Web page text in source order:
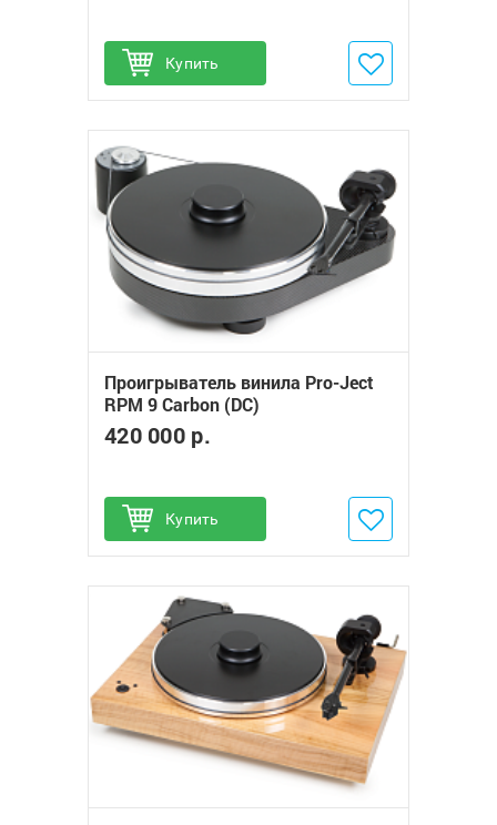
Купить
Добавить в избранное
Проигрыватель винила Pro-Ject
RPM 9 Carbon (DC)
420 000 р.
Купить
Добавить в избранное